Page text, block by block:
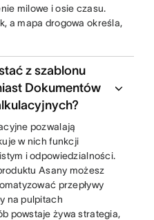
milowe i osie czasu.
a mapa drogowa określa,
z szablonu
Dokumentów
pozwalają
w nich funkcji
i odpowiedzialności.
Asany możesz
przepływy
na pulpitach
powstaje żywa strategia,